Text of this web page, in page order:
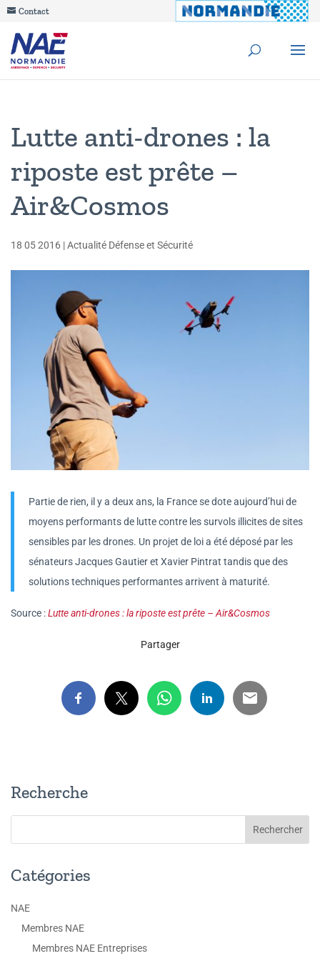
Contact
Lutte anti-drones : la
riposte est prête –
Air&Cosmos
18 05 2016 |Actualité Défense et Sécurité
Partie de rien, il y a deux ans, la France se dote aujourd’hui de
moyens performants de lutte contre les survols illicites de sites
sensibles par les drones. Un projet de loi a été déposé par les
sénateurs Jacques Gautier et Xavier Pintrat tandis que des
solutions techniques performantes arrivent à maturité.
Source :Lutte anti-drones : la riposte est prête – Air&Cosmos
Partager
Recherche
Catégories
NAE
Membres NAE
Membres NAE Entreprises